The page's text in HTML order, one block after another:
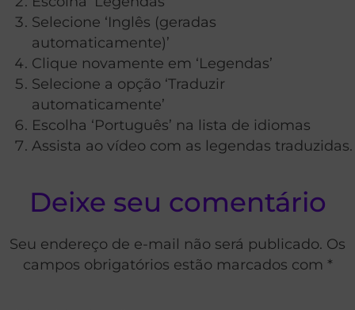
Selecione ‘Inglês (geradas
automaticamente)’
Clique novamente em ‘Legendas’
Selecione a opção ‘Traduzir
automaticamente’
Escolha ‘Português’ na lista de idiomas
Assista ao vídeo com as legendas traduzidas.
Deixe seu comentário
Seu endereço de e-mail não será publicado. Os
campos obrigatórios estão marcados com *